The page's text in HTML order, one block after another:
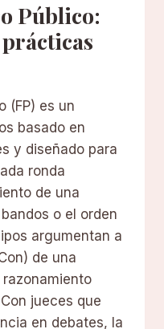
Público:
prácticas
(FP) es un
basado en
y diseñado para
ronda
de una
o el orden
argumentan a
de una
jueces que
en debates, la